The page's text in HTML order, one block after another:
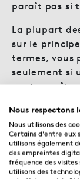
paraît pas si
La plupart
sur le
termes, vous
seulement si
peut paraître
on n’a peur
à la fin du
Rassurez-
montants
publicités en
Nous respectons
Nous utilisons des
Certains d'entre eux
utilisons également
des empreintes
fréquence des
utilisons des